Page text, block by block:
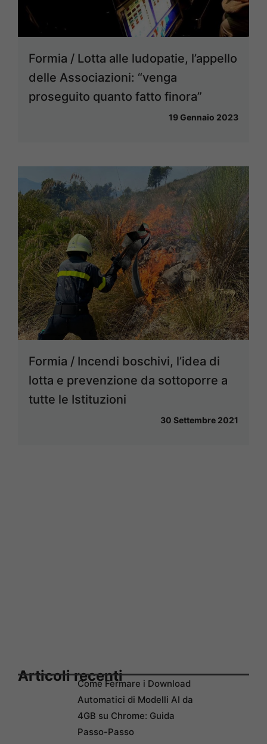
Formia / Lotta alle ludopatie, l’appello
delle Associazioni: “venga
proseguito quanto fatto finora”
19 Gennaio 2023
Formia / Incendi boschivi, l’idea di
lotta e prevenzione da sottoporre a
tutte le Istituzioni
30 Settembre 2021
Articoli recentiCome Fermare i Download
Automatici di Modelli AI da
4GB su Chrome: Guida
Passo-Passo